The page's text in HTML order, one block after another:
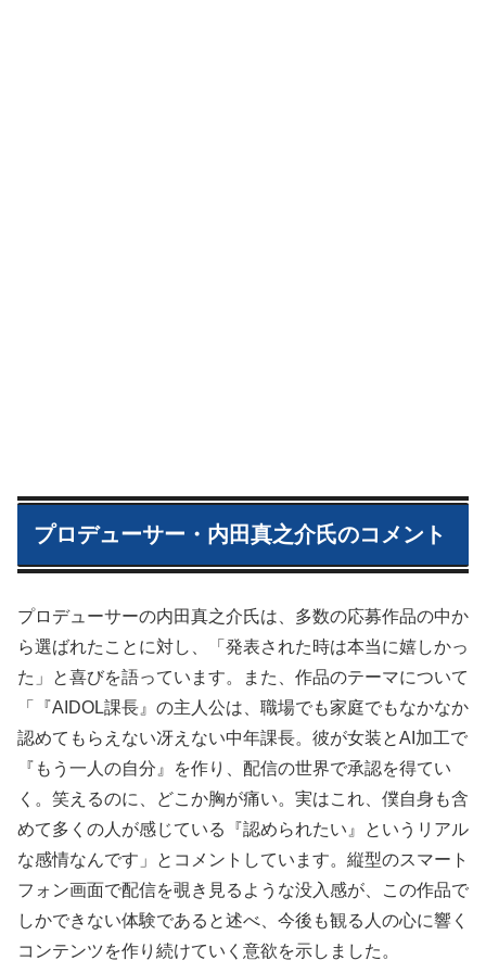
プロデューサー・内田真之介氏のコメント
プロデューサーの内田真之介氏は、多数の応募作品の中か
ら選ばれたことに対し、「発表された時は本当に嬉しかっ
た」と喜びを語っています。また、作品のテーマについて
「『AIDOL課長』の主人公は、職場でも家庭でもなかなか
認めてもらえない冴えない中年課長。彼が女装とAI加工で
『もう一人の自分』を作り、配信の世界で承認を得てい
く。笑えるのに、どこか胸が痛い。実はこれ、僕自身も含
めて多くの人が感じている『認められたい』というリアル
な感情なんです」とコメントしています。縦型のスマート
フォン画面で配信を覗き見るような没入感が、この作品で
しかできない体験であると述べ、今後も観る人の心に響く
コンテンツを作り続けていく意欲を示しました。